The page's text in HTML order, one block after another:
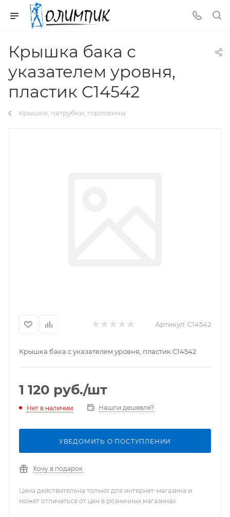
Крышка бака с
указателем уровня,
пластик C14542
Крышки, патрубки, горловины
Артикул: C14542
Крышка бака с указателем уровня, пластик C14542
1 120 руб./шт
Нет в наличии Нашли дешевле?
УВЕДОМИТЬ О ПОСТУПЛЕНИИ
Хочу в подарок
Цена действительна только для интернет-магазина и
может отличаться от цен в розничных магазинах